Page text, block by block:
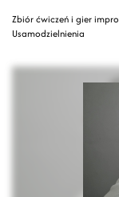
Zbiór ćwiczeń i gier
Usamodzielnienia